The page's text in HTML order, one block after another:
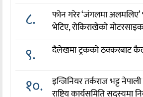
८.
फोन गरेर ‘जंगलमा
भेटिए, रोकिराखेको
९. दैलेखमा ट्रकको ठक्करबाट
१०.
इन्जिनियर तर्कराज भट्ट
राष्ट्रिय कार्यसमिति सदस्यमा